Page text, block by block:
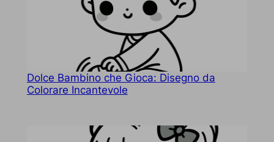
Dolce Bambino che Gioca: Disegno da
Colorare Incantevole